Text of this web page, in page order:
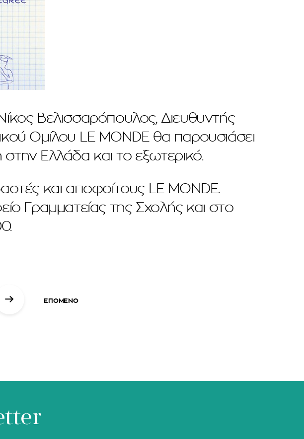
Βελισσαρόπουλος, Διευθυντής
Ομίλου LE MONDE θα παρουσιάσει
στην Ελλάδα και το εξωτερικό.
και αποφοίτους LE MONDE.
Γραμματείας της Σχολής και στο
ΕΠΟΜΕΝΟ